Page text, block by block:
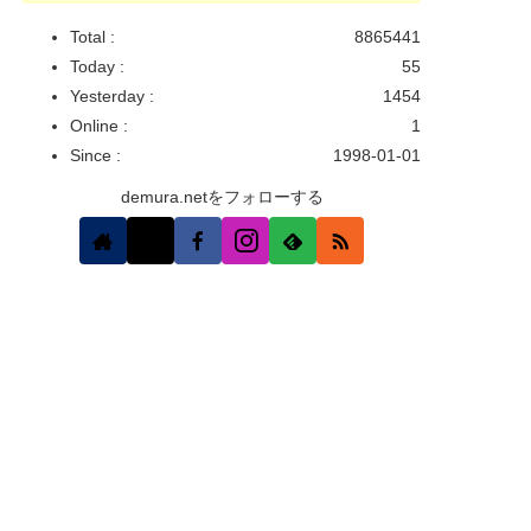
8865441
Total :
55
Today :
1454
Yesterday :
1
Online :
1998-01-01
Since :
demura.netをフォローする